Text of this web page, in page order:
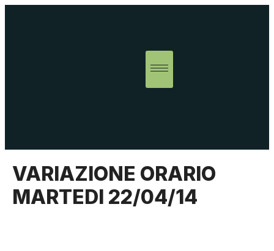
VARIAZIONE ORARIO
MARTEDI 22/04/14